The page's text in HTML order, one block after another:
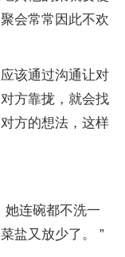
会常常因此不欢
该通过沟通让对
方靠拢，就会找
方的想法，这样
她连碗都不洗一
盐又放少了。 ”